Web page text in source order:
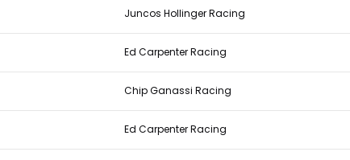
Juncos Hollinger Racing
Ed Carpenter Racing
Chip Ganassi Racing
Ed Carpenter Racing